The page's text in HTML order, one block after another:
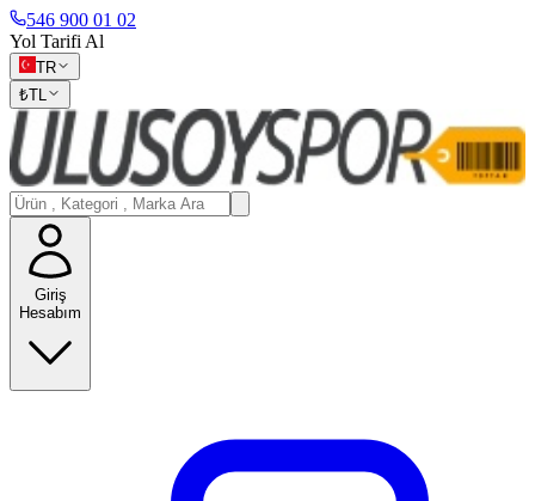
546 900 01 02
Yol Tarifi Al
TR
₺TL
Giriş
Hesabım